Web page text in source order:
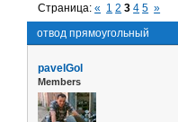
отвод прямоугольный
Страница:« 1 2 3 4 5 »
pavelGol
Members